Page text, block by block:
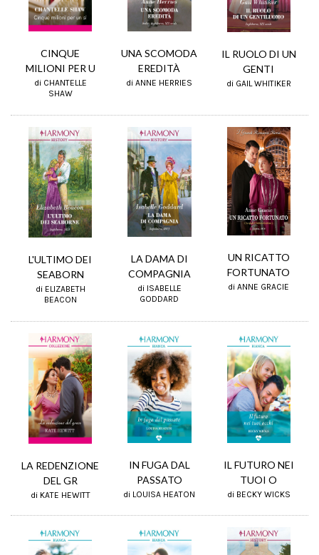
CINQUE
MILIONI PER U
di CHANTELLE
SHAW
UNA SCOMODA
EREDITÀ
di ANNE HERRIES
IL RUOLO DI UN
GENTI
di GAIL WHITIKER
L'ULTIMO DEI
SEABORN
di ELIZABETH
BEACON
LA DAMA DI
COMPAGNIA
di ISABELLE
GODDARD
UN RICATTO
FORTUNATO
di ANNE GRACIE
LA REDENZIONE
DEL GR
di KATE HEWITT
IN FUGA DAL
PASSATO
di LOUISA HEATON
IL FUTURO NEI
TUOI O
di BECKY WICKS